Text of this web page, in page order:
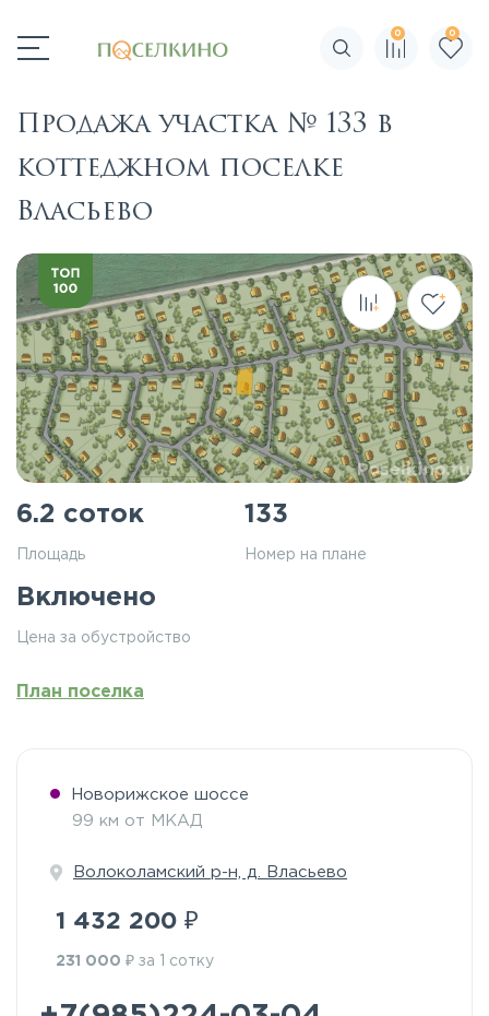
Поиск по сайту
0 0
Продажа участка № 133 в
коттеджном поселке
Власьево
6.2 соток
Площадь
133
Номер на плане
Включено
Цена за обустройство
План поселка
Новорижское шоссе
99 км от МКАД
Волоколамский р-н, д. Власьево
1 432 200 ₽
231 000 ₽ за 1 сотку